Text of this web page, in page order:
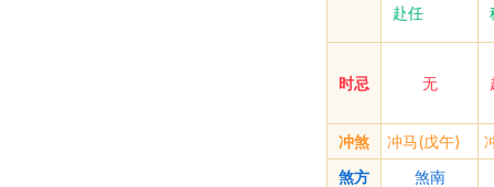
赴任
时忌 无
冲煞 冲马(戊午)
煞方
煞南